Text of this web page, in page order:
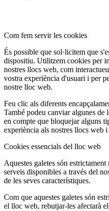
Com fem servir les cookies
És possible que sol·licitem que
dispositiu. Utilitzem cookies per
nostres llocs web, com
vostra experiència d'usuari i per
nostre lloc web.
Feu clic als diferents
També podeu canviar algunes de
en compte que bloquejar alguns
experiència als nostres llocs web
Cookies essencials del lloc web
Aquestes galetes són
serveis disponibles a través del
de les seves característiques.
Com que aquestes galetes són
el lloc web, rebutjar-les afectarà